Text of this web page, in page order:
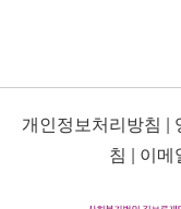
개인정보처리방침
침
이메